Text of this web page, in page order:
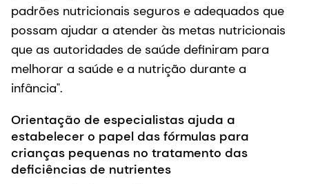
padrões nutricionais seguros e adequados que
possam ajudar a atender às metas nutricionais
que as autoridades de saúde definiram para
melhorar a saúde e a nutrição durante a
infância".
Orientação de especialistas ajuda a
estabelecer o papel das fórmulas para
crianças pequenas no tratamento das
deficiências de nutrientes